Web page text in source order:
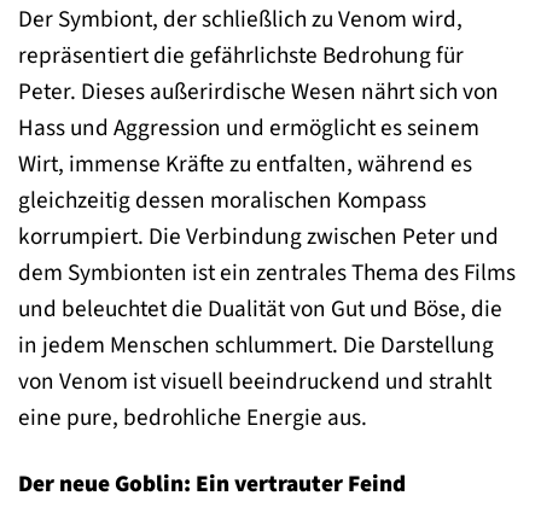
Der Symbiont, der schließlich zu Venom wird,
repräsentiert die gefährlichste Bedrohung für
Peter. Dieses außerirdische Wesen nährt sich von
Hass und Aggression und ermöglicht es seinem
Wirt, immense Kräfte zu entfalten, während es
gleichzeitig dessen moralischen Kompass
korrumpiert. Die Verbindung zwischen Peter und
dem Symbionten ist ein zentrales Thema des Films
und beleuchtet die Dualität von Gut und Böse, die
in jedem Menschen schlummert. Die Darstellung
von Venom ist visuell beeindruckend und strahlt
eine pure, bedrohliche Energie aus.
Der neue Goblin: Ein vertrauter Feind